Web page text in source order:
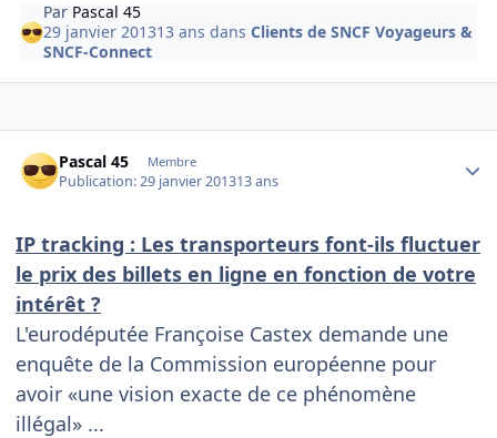
Par Pascal 45
29 janvier 201313 ans dansClients de SNCF Voyageurs &
SNCF-Connect
Pascal 45 Membre
Publication:29 janvier 201313 ans
IP tracking : Les transporteurs font-ils fluctuer
le prix des billets en ligne en fonction de votre
intérêt ?
L'eurodéputée Françoise Castex demande une
enquête de la Commission européenne pour
avoir «une vision exacte de ce phénomène
illégal» ...